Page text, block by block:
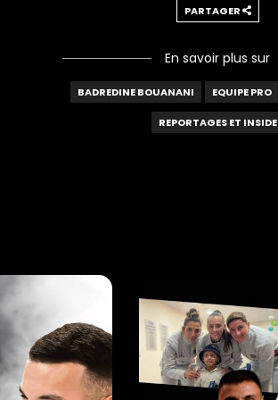
PARTAGER
En savoir plus sur
BADREDINE BOUANANI EQUIPE PRO
REPORTAGES ET INSIDE